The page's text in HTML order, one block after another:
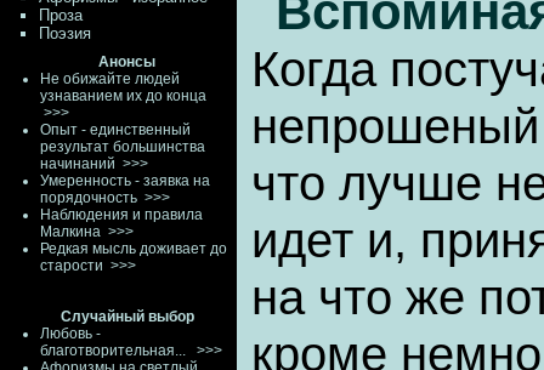
Проза
Поэзия
Анонсы
Не обижайте людей
узнаванием их до конца
>>>
Опыт - единственный
результат большинства
начинаний >>>
Умеренность - заявка на
порядочность >>>
Наблюдения и правила
Малкина >>>
Редкая мысль доживает до
старости >>>
Случайный выбор
Любовь -
благотворительная...
>>>
Когда
что лучше
идет и,
на что же
кроме